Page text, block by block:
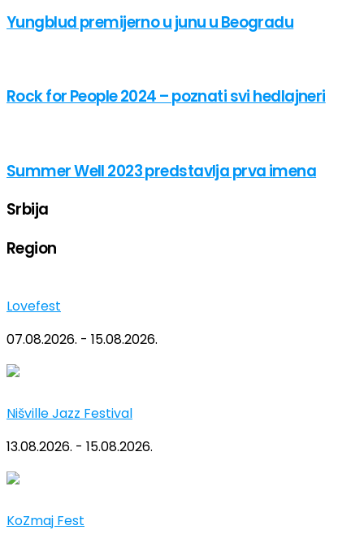
Yungblud premijerno u junu u Beogradu
Rock for People 2024 – poznati svi hedlajneri
Summer Well 2023 predstavlja prva imena
Srbija
Region
Lovefest
07.08.2026. - 15.08.2026.
Nišville Jazz Festival
13.08.2026. - 15.08.2026.
KoZmaj Fest